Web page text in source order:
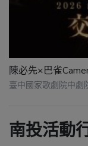
陳必先×巴雀
臺中國家歌劇院中劇
南投活動